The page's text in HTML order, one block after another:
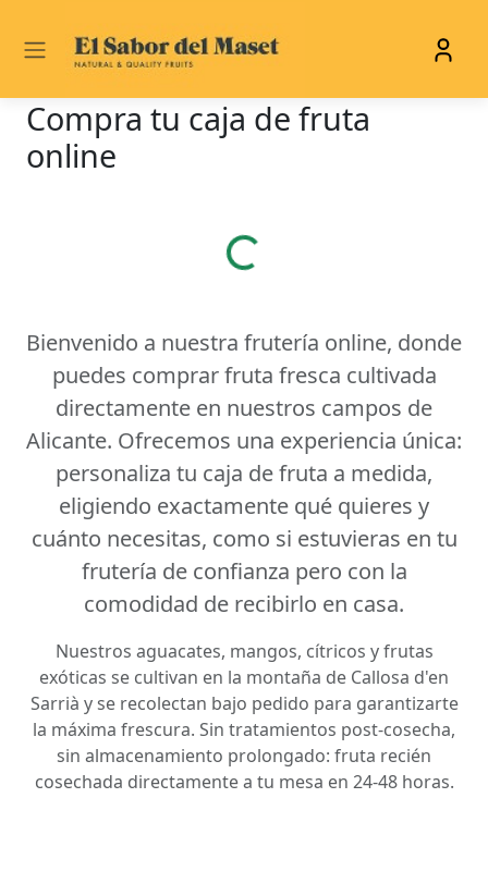
Compra tu caja de fruta
online
Cargando...
Bienvenido a nuestra frutería online, donde
puedes comprar fruta fresca cultivada
directamente en nuestros campos de
Alicante. Ofrecemos una experiencia única:
personaliza tu caja de fruta a medida,
eligiendo exactamente qué quieres y
cuánto necesitas, como si estuvieras en tu
frutería de confianza pero con la
comodidad de recibirlo en casa.
Nuestros aguacates, mangos, cítricos y frutas
exóticas se cultivan en la montaña de Callosa d'en
Sarrià y se recolectan bajo pedido para garantizarte
la máxima frescura. Sin tratamientos post-cosecha,
sin almacenamiento prolongado: fruta recién
cosechada directamente a tu mesa en 24-48 horas.